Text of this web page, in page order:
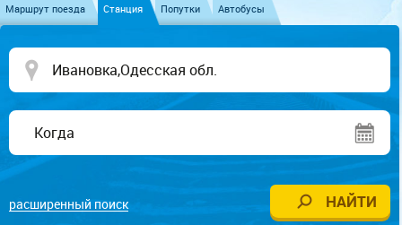
Маршрут поезда Станция Попутки Автобусы
расширенный поиск